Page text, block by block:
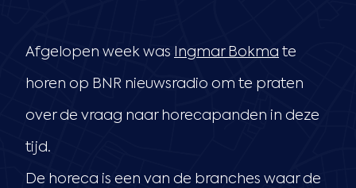
Afgelopen week was Ingmar Bokma te
horen op BNR nieuwsradio om te praten
over de vraag naar horecapanden in deze
tijd.
De horeca is een van de branches waar de